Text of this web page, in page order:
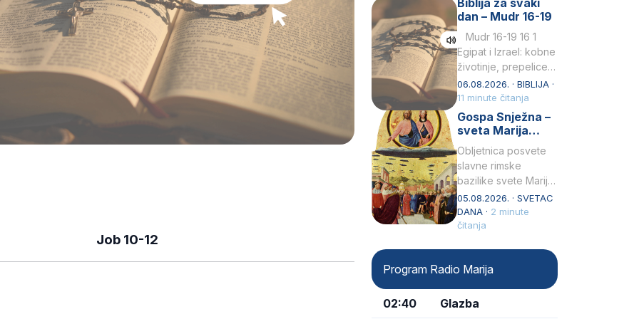
Job 10-12
Petar u svojoj
drugoj…
Biblija za svaki
dan – Mudr 16-19
Mudr 16-19 16 1
Egipat i Izrael: kobne
životinje, prepelice
Zato bijahu
primjereno kažnjeni
sličnim životinjamai
mučeni mnoštvom
06.08.2026. · BIBLIJA ·
11 minute čitanja
Gospa Snježna –
sveta Marija
Velika, zaštitnica
rimske bazilike
Obljetnica posvete
slavne rimske
bazilike svete Marije
Velike (Santa Maria
Maggiore) u narodu
se slavi kao Gospa
05.08.2026. · SVETAC
DANA · 2 minute
čitanja
Program Radio Marija
02:40 Glazba